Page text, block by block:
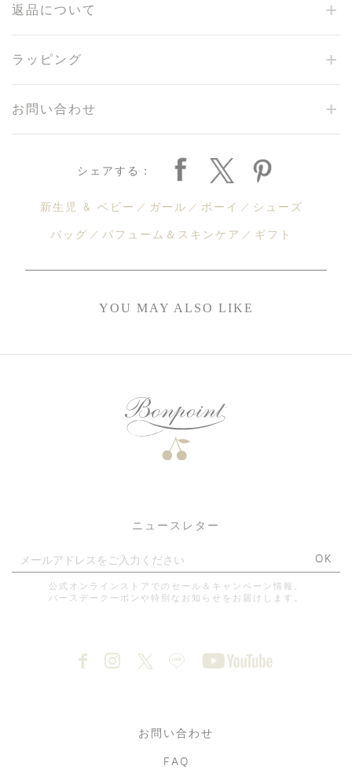
返品について
ラッピング
お問い合わせ
シェアする：
新生児 & ベビー ガール ボーイ シューズ
バッグ パフューム＆スキンケア ギフト
YOU MAY ALSO LIKE
お問い合わせ
FAQ
ニュースレター
OK
公式オンラインストアでのセール＆キャンペーン情報、
バースデークーポンや特別なお知らせをお届けします。